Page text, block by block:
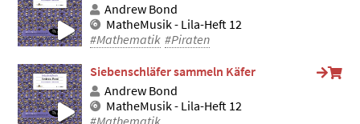
Andrew Bond
MatheMusik - Lila-Heft 12
#Mathematik #Piraten
Siebenschläfer sammeln Käfer
Andrew Bond
MatheMusik - Lila-Heft 12
#Mathematik